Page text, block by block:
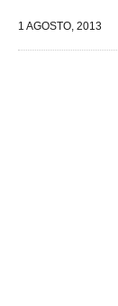
1 AGOSTO, 2013